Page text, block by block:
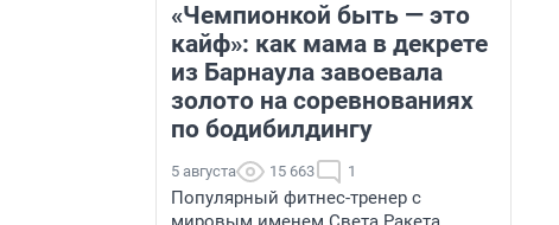
«Чемпионкой быть — это
кайф»: как мама в декрете
из Барнаула завоевала
золото на соревнованиях
по бодибилдингу
5 августа 15 663 1
Популярный фитнес-тренер с